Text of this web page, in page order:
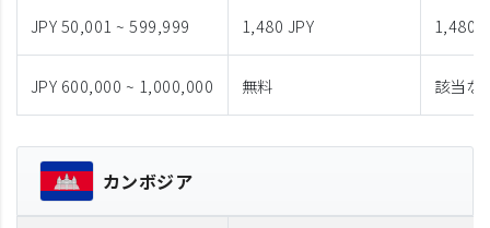
JPY 50,001 ~ 599,999 1,480 JPY 1,480
JPY 600,000 ~ 1,000,000 無料 該当な
カンボジア